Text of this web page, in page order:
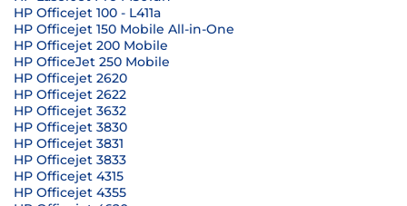
HP Officejet 100 - L411a
HP Officejet 150 Mobile All-in-One
HP Officejet 200 Mobile
HP OfficeJet 250 Mobile
HP Officejet 2620
HP Officejet 2622
HP Officejet 3632
HP Officejet 3830
HP Officejet 3831
HP Officejet 3833
HP Officejet 4315
HP Officejet 4355